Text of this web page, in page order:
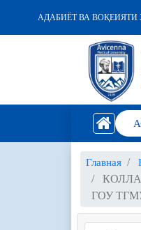
АДАБИЁТ ВА ВОҚЕИЯТИ
Главная
ГОУ